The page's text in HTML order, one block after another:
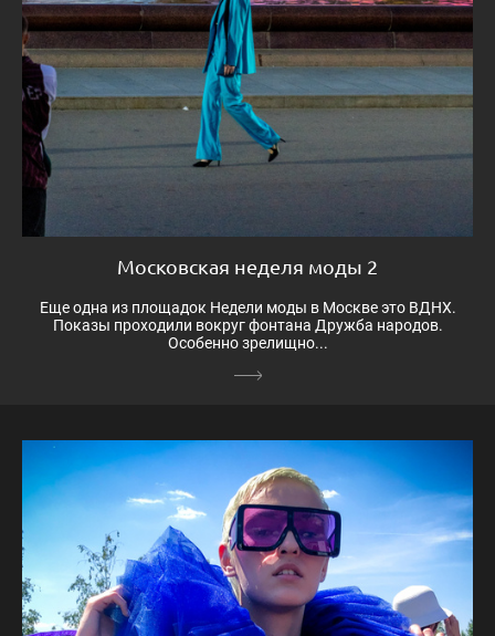
Московская неделя моды 2
Еще одна из площадок Недели моды в Москве это ВДНХ.
Показы проходили вокруг фонтана Дружба народов.
Особенно зрелищно...